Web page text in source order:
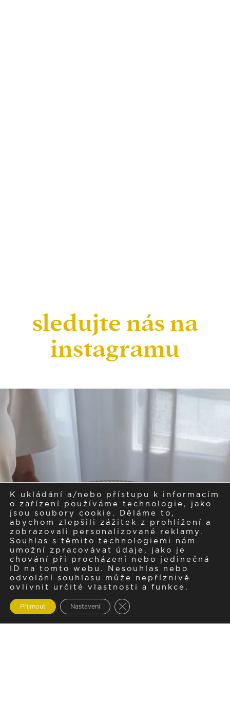
sledujte nás na
instagramu
K ukládání a/nebo přístupu k informacím
o zařízení používáme technologie, jako
jsou soubory cookie. Děláme to,
abychom zlepšili zážitek z prohlížení a
zobrazovali personalizované reklamy.
Souhlas s těmito technologiemi nám
umožní zpracovávat údaje, jako je
chování při procházení nebo jedinečná
ID na tomto webu. Nesouhlas nebo
odvolání souhlasu může nepříznivě
ovlivnit určité vlastnosti a funkce.
Přijmout Nastavení Zavřít cookie lištu GDPR